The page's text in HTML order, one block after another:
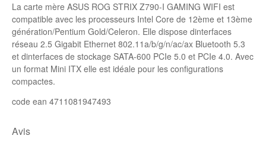
La carte mère ASUS ROG STRIX Z790-I GAMING WIFI est
compatible avec les processeurs Intel Core de 12ème et 13ème
génération/Pentium Gold/Celeron. Elle dispose dinterfaces
réseau 2.5 Gigabit Ethernet 802.11a/b/g/n/ac/ax Bluetooth 5.3
et dinterfaces de stockage SATA-600 PCIe 5.0 et PCIe 4.0. Avec
un format Mini ITX elle est idéale pour les configurations
compactes.
code ean 4711081947493
Avis